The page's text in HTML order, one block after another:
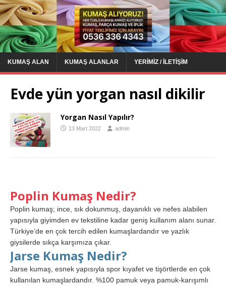
KUMAŞ ALAN KUMAŞ ALANLAR YERIMIZ / İLETIŞIM
Evde yün yorgan nasıl dikilir
Yorgan Nasıl Yapılır?
13 Mart 2022 admin
Poplin Kumaş Nedir?
Poplin kumaş; ince, sık dokunmuş, dayanıklı ve nefes alabilen
yapısıyla giyimden ev tekstiline kadar geniş kullanım alanı sunar.
Türkiye’de en çok tercih edilen kumaşlardandır ve yazlık
giysilerde sıkça karşımıza çıkar.
Jarse Kumaş Nedir?
Jarse kumaş, esnek yapısıyla spor kıyafet ve tişörtlerde en çok
kullanılan kumaşlardandır. %100 pamuk veya pamuk-karışımlı